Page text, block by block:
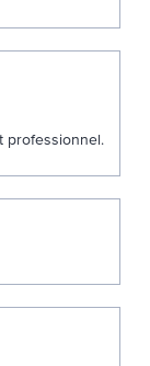
professionnel.